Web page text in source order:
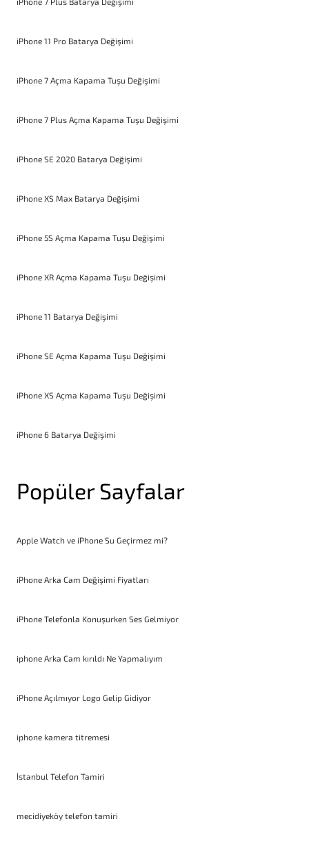
iPhone 11 Pro Batarya Değişimi
iPhone 7 Açma Kapama Tuşu Değişimi
iPhone 7 Plus Açma Kapama Tuşu Değişimi
iPhone SE 2020 Batarya Değişimi
iPhone XS Max Batarya Değişimi
iPhone 5S Açma Kapama Tuşu Değişimi
iPhone XR Açma Kapama Tuşu Değişimi
iPhone 11 Batarya Değişimi
iPhone SE Açma Kapama Tuşu Değişimi
iPhone XS Açma Kapama Tuşu Değişimi
iPhone 6 Batarya Değişimi
Popüler Sayfalar
Apple Watch ve iPhone Su Geçirmez mi?
iPhone Arka Cam Değişimi Fiyatları
iPhone Telefonla Konuşurken Ses Gelmiyor
iphone Arka Cam kırıldı Ne Yapmalıyım
iPhone Açılmıyor Logo Gelip Gidiyor
iphone kamera titremesi
İstanbul Telefon Tamiri
mecidiyeköy telefon tamiri